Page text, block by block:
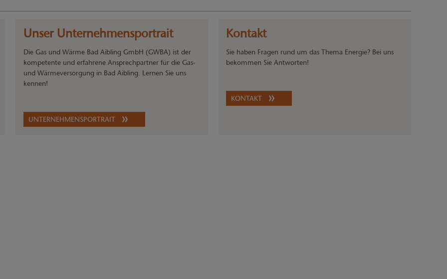
Unser Unternehmensportrait
Die Gas und Wärme Bad Aibling GmbH (GWBA) ist der
kompetente und erfahrene Ansprechpartner für die Gas-
und Wärmeversorgung in Bad Aibling. Lernen Sie uns
kennen!
UNTERNEHMENSPORTRAIT
Kontakt
Sie haben Fragen rund um das Thema Energie? Bei uns
bekommen Sie Antworten!
KONTAKT